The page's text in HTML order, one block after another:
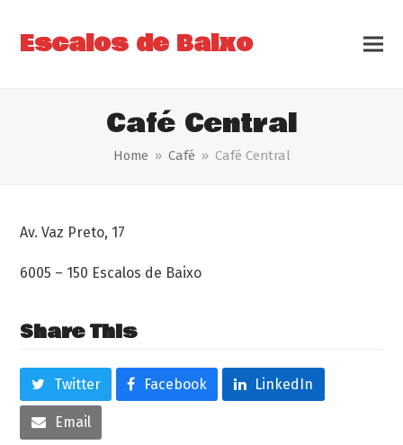
Escalos de Baixo
Café Central
Home » Café » Café Central
Av. Vaz Preto, 17
6005 – 150 Escalos de Baixo
Share This
Twitter Facebook LinkedIn
Email